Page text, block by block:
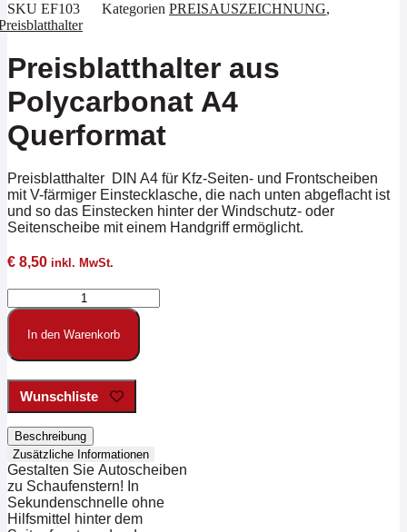
SKU EF103 Kategorien PREISAUSZEICHNUNG,
Preisblatthalter aus
Polycarbonat A4
Querformat
Preisblatthalter DIN A4 für Kfz-Seiten- und Frontscheiben
mit V-färmiger Einstecklasche, die nach unten abgeflacht ist
und so das Einstecken hinter der Windschutz- oder
Seitenscheibe mit einem Handgriff ermöglicht.
€ 8,50 inkl. MwSt.
Preisblatthalter
aus
Polycarbonat
Querformat
Menge
In den Warenkorb
Wunschliste
Beschreibung
Zusätzliche Informationen
Gestalten Sie Autoscheiben
zu Schaufenstern! In
Sekundenschnelle ohne
Hilfsmittel hinter dem